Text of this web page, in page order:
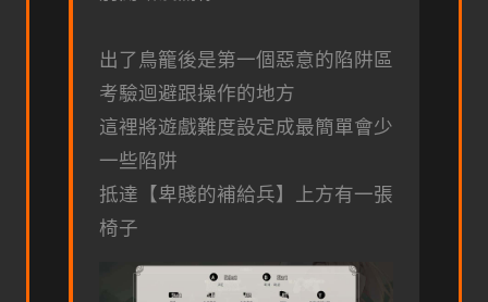
出了鳥籠後是第一個惡意的陷阱區
考驗迴避跟操作的地方
這裡將遊戲難度設定成最簡單會少
一些陷阱
抵達【卑賤的補給兵】上方有一張
椅子